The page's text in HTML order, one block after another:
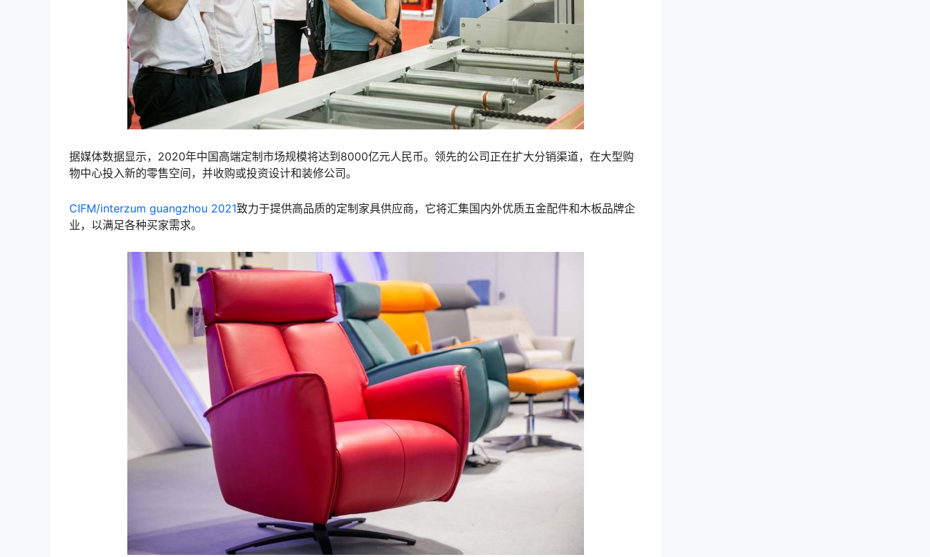
据媒体数据显示，2020年中国高端定制市场规模将达到8000亿元人民币。领先的公司正在扩大分销渠道，在大型购
物中心投入新的零售空间，并收购或投资设计和装修公司。
CIFM/interzum guangzhou 2021致力于提供高品质的定制家具供应商，它将汇集国内外优质五金配件和木板品牌企
业，以满足各种买家需求。